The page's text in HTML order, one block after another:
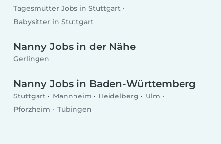
Tagesmütter Jobs in Stuttgart
Babysitter in Stuttgart
Nanny Jobs in der Nähe
Gerlingen
Nanny Jobs in Baden-Württemberg
Stuttgart Mannheim Heidelberg
Ulm
Pforzheim
Tübingen